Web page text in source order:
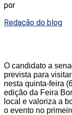
por
Redação do blog
O candidato a
prevista para
nesta quinta-feira
edição da Feira
local e valoriza a
o evento no